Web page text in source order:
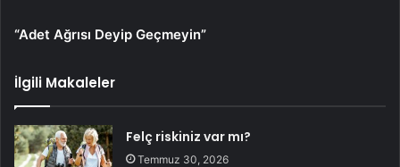
“Adet Ağrısı Deyip Geçmeyin”
İlgili Makaleler
Felç riskiniz var mı?
Temmuz 30, 2026